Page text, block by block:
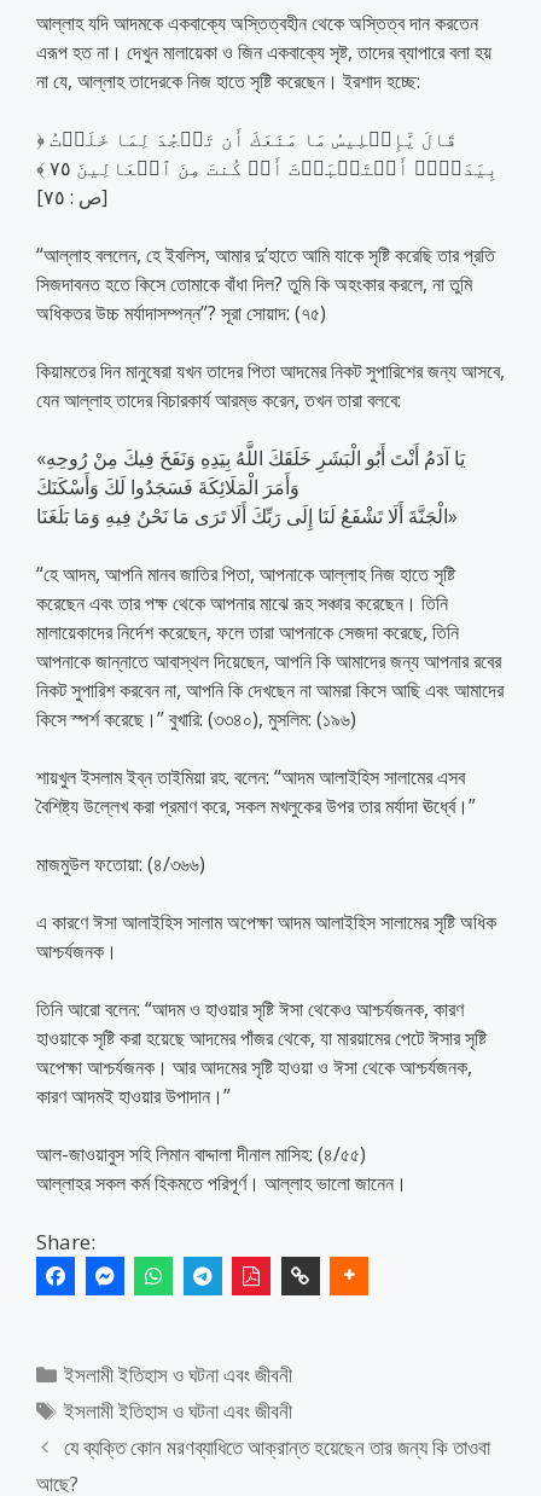
আল্লাহ যদি আদমকে একবাক্যে অস্তিত্বহীন থেকে অস্তিত্ব দান করতেন
এরূপ হত না। দেখুন মালায়েকা ও জিন একবাক্যে সৃষ্ট, তাদের ব্যাপারে বলা হয়
না যে, আল্লাহ তাদেরকে নিজ হাতে সৃষ্টি করেছেন। ইরশাদ হচ্ছে:
﴿ قَالَ يَٰٓإِبۡلِيسُ مَا مَنَعَكَ أَن تَسۡجُدَ لِمَا خَلَقۡتُ
بِيَدَيَّۖ أَسۡتَكۡبَرۡتَ أَمۡ كُنتَ مِنَ ٱلۡعَالِينَ ٧٥ ﴾
[ص : ٧٥]
“আল্লাহ বললেন, হে ইবলিস, আমার দু’হাতে আমি যাকে সৃষ্টি করেছি তার প্রতি
সিজদাবনত হতে কিসে তোমাকে বাঁধা দিল? তুমি কি অহংকার করলে, না তুমি
অধিকতর উচ্চ মর্যাদাসম্পন্ন”? সূরা সোয়াদ: (৭৫)
কিয়ামতের দিন মানুষেরা যখন তাদের পিতা আদমের নিকট সুপারিশের জন্য আসবে,
যেন আল্লাহ তাদের বিচারকার্য আরম্ভ করেন, তখন তারা বলবে:
«يَا آدَمُ أَنْتَ أَبُو الْبَشَرِ خَلَقَكَ اللَّهُ بِيَدِهِ وَنَفَخَ فِيكَ مِنْ رُوحِهِ
وَأَمَرَ الْمَلَائِكَةَ فَسَجَدُوا لَكَ وَأَسْكَنَكَ
الْجَنَّةَ أَلَا تَشْفَعُ لَنَا إِلَى رَبِّكَ أَلَا تَرَى مَا نَحْنُ فِيهِ وَمَا بَلَغَنَا»
“হে আদম, আপনি মানব জাতির পিতা, আপনাকে আল্লাহ নিজ হাতে সৃষ্টি
করেছেন এবং তার পক্ষ থেকে আপনার মাঝে রূহ সঞ্চার করেছেন। তিনি
মালায়েকাদের নির্দেশ করেছেন, ফলে তারা আপনাকে সেজদা করেছে, তিনি
আপনাকে জান্নাতে আবাস্থল দিয়েছেন, আপনি কি আমাদের জন্য আপনার রবের
নিকট সুপারিশ করবেন না, আপনি কি দেখছেন না আমরা কিসে আছি এবং আমাদের
কিসে স্পর্শ করেছে।” বুখারি: (৩৩৪০), মুসলিম: (১৯৬)
শায়খুল ইসলাম ইব্‌ন তাইমিয়া রহ. বলেন: “আদম আলাইহিস সালামের এসব
বৈশিষ্ট্য উল্লেখ করা প্রমাণ করে, সকল মখলুকের উপর তার মর্যাদা ঊর্ধ্বে।”
মাজমুউল ফতোয়া: (৪/৩৬৬)
এ কারণে ঈসা আলাইহিস সালাম অপেক্ষা আদম আলাইহিস সালামের সৃষ্টি অধিক
আশ্চর্যজনক।
তিনি আরো বলেন: “আদম ও হাওয়ার সৃষ্টি ঈসা থেকেও আশ্চর্যজনক, কারণ
হাওয়াকে সৃষ্টি করা হয়েছে আদমের পাঁজর থেকে, যা মারয়ামের পেটে ঈসার সৃষ্টি
অপেক্ষা আশ্চর্যজনক। আর আদমের সৃষ্টি হাওয়া ও ঈসা থেকে আশ্চর্যজনক,
কারণ আদমই হাওয়ার উপাদান।”
আল-জাওয়াবুস সহি লিমান বাদ্দালা দীনাল মাসিহ: (৪/৫৫)
আল্লাহর সকল কর্ম হিকমতে পরিপূর্ণ। আল্লাহ ভালো জানেন।
Share:
Categories
ইসলামী ইতিহাস ও ঘটনা এবং জীবনী
Tags
ইসলামী ইতিহাস ও ঘটনা এবং জীবনী
যে ব্যক্তি কোন মরণব্যাধিতে আক্রান্ত হয়েছেন তার জন্য কি তাওবা
আছে?